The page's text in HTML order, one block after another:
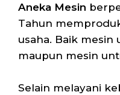
Aneka Mesin
Tahun
usaha. Baik mesin
maupun mesin
Selain melayani